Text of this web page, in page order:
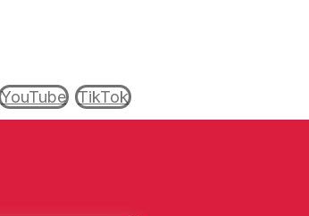
YouTube TikTok